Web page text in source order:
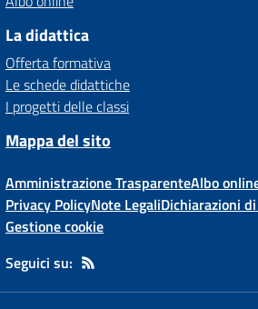
La didattica
Offerta formativa
Le schede didattiche
I progetti delle classi
Mappa del sito
Amministrazione TrasparenteAlbo
Privacy PolicyNote LegaliDichiarazioni
Gestione cookie
Seguici su: